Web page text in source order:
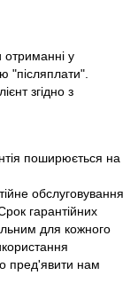
у
"післяплати".
згідно з
поширюється на
обслуговування
гарантійних
для кожного
пред'явити нам